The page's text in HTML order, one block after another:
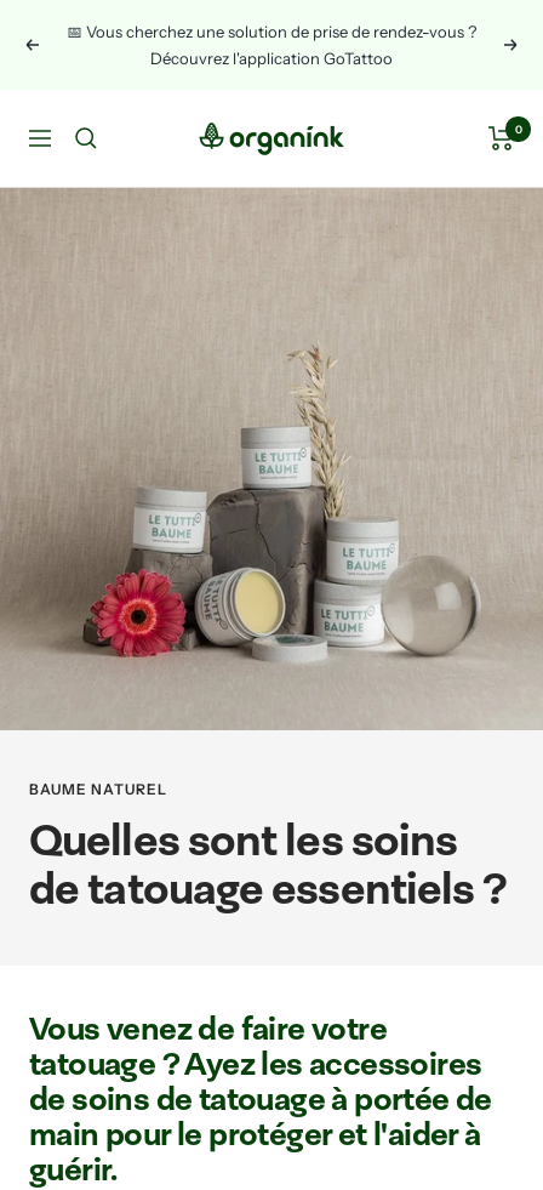
Previous
📅 Vous cherchez une solution de prise de rendez-vous ?
Découvrez l'application GoTattoo
Next
Navigation
Organink 0
BAUME NATUREL
Quelles sont les soins
de tatouage essentiels ?
Vous venez de faire votre
tatouage ? Ayez les accessoires
de soins de tatouage à portée de
main pour le protéger et l'aider à
guérir.